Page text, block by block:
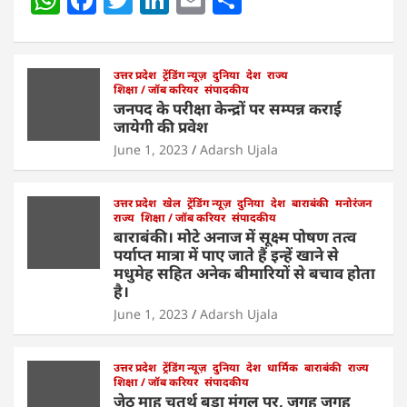
at
p
p
c
b
o
o
k
er e
dI
n
l e
उत्तर प्रदेश ट्रेंडिंग न्यूज़ दुनिया देश राज्य
शिक्षा / जॉब करियर संपादकीय
जनपद के परीक्षा केन्द्रों पर सम्पन्न कराई
जायेगी की प्रवेश
June 1, 2023 Adarsh Ujala
उत्तर प्रदेश खेल ट्रेंडिंग न्यूज़ दुनिया देश बाराबंकी मनोरंजन
राज्य शिक्षा / जॉब करियर संपादकीय
बाराबंकी। मोटे अनाज में सूक्ष्म पोषण तत्व
पर्याप्त मात्रा में पाए जाते हैं इन्हें खाने से
मधुमेह सहित अनेक बीमारियों से बचाव होता
है।
June 1, 2023 Adarsh Ujala
उत्तर प्रदेश ट्रेंडिंग न्यूज़ दुनिया देश धार्मिक बाराबंकी राज्य
शिक्षा / जॉब करियर संपादकीय
जेठ माह चतुर्थ बड़ा मंगल पर, जगह जगह